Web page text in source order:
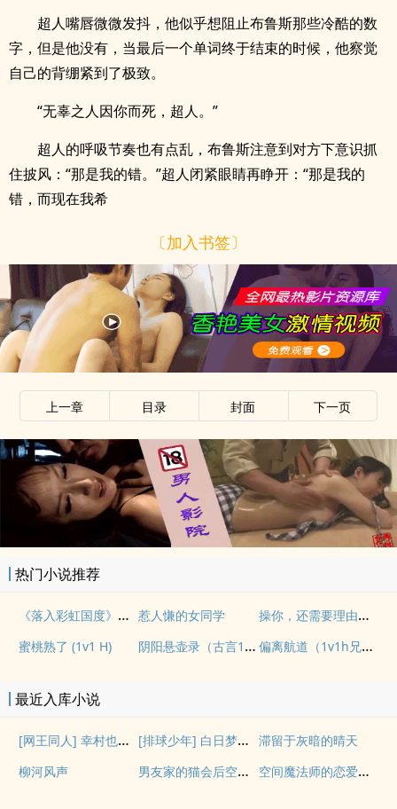
超人嘴唇微微发抖，他似乎想阻止布鲁斯那些冷酷的数
字，但是他没有，当最后一个单词终于结束的时候，他察觉
自己的背绷紧到了极致。
“无辜之人因你而死，超人。”
超人的呼吸节奏也有点乱，布鲁斯注意到对方下意识抓
住披风：“那是我的错。”超人闭紧眼睛再睁开：“那是我的
错，而现在我希
〔加入书签〕
上一章 目录 封面 下一页
热门小说推荐
《落入彩虹国度》穿越+西幻+言情 惹人慊的女同学 操你，还需要理由吗？(校园H)
蜜桃熟了 (1v1 H) 阴阳悬壶录（古言1v1H） 偏离航道（1v1h兄妹骨科bg）
最近入库小说
[网王同人] 幸村也会搞暗恋吗 [排球少年] 白日梦想家
滞留于灰暗的晴天
柳河风声
男友家的猫会后空翻吗？ 空间魔法师的恋爱事故